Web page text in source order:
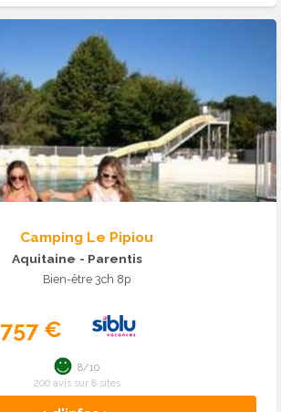
Camping Le Pipiou
Aquitaine - Parentis
Bien-être 3ch 8p
757 €
8/10
200 avis sur 8 sites